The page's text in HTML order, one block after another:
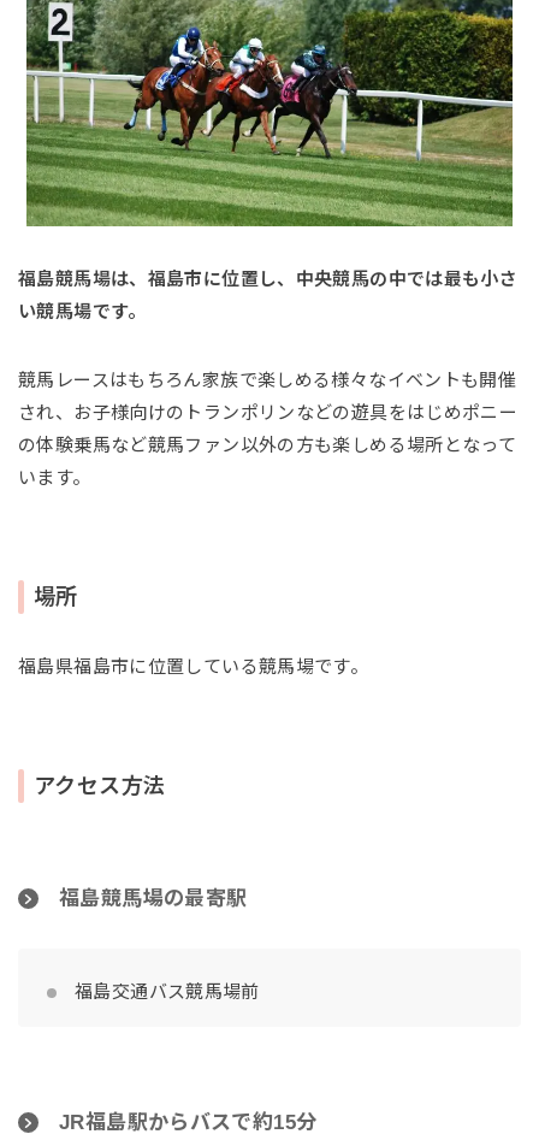
福島競馬場は、福島市に位置し、中央競馬の中では最も小さ
い競馬場です。
競馬レースはもちろん家族で楽しめる様々なイベントも開催
され、お子様向けのトランポリンなどの遊具をはじめポニー
の体験乗馬など競馬ファン以外の方も楽しめる場所となって
います。
場所
福島県福島市に位置している競馬場です。
アクセス方法
福島競馬場の最寄駅
福島交通バス競馬場前
JR福島駅からバスで約15分